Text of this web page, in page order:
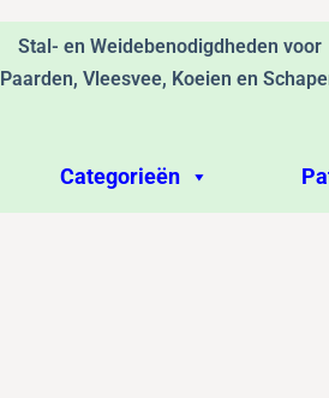
Stal- en Weidebenodigdheden voor
Paarden, Vleesvee, Koeien en
Categorieën